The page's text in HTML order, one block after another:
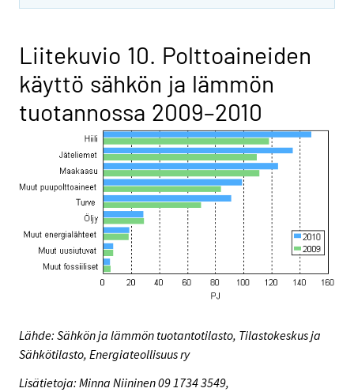
Liitekuvio 10. Polttoaineiden
käyttö sähkön ja lämmön
tuotannossa 2009–2010
Lähde: Sähkön ja lämmön tuotantotilasto, Tilastokeskus ja
Sähkötilasto, Energiateollisuus ry
Lisätietoja: Minna Niininen 09 1734 3549,